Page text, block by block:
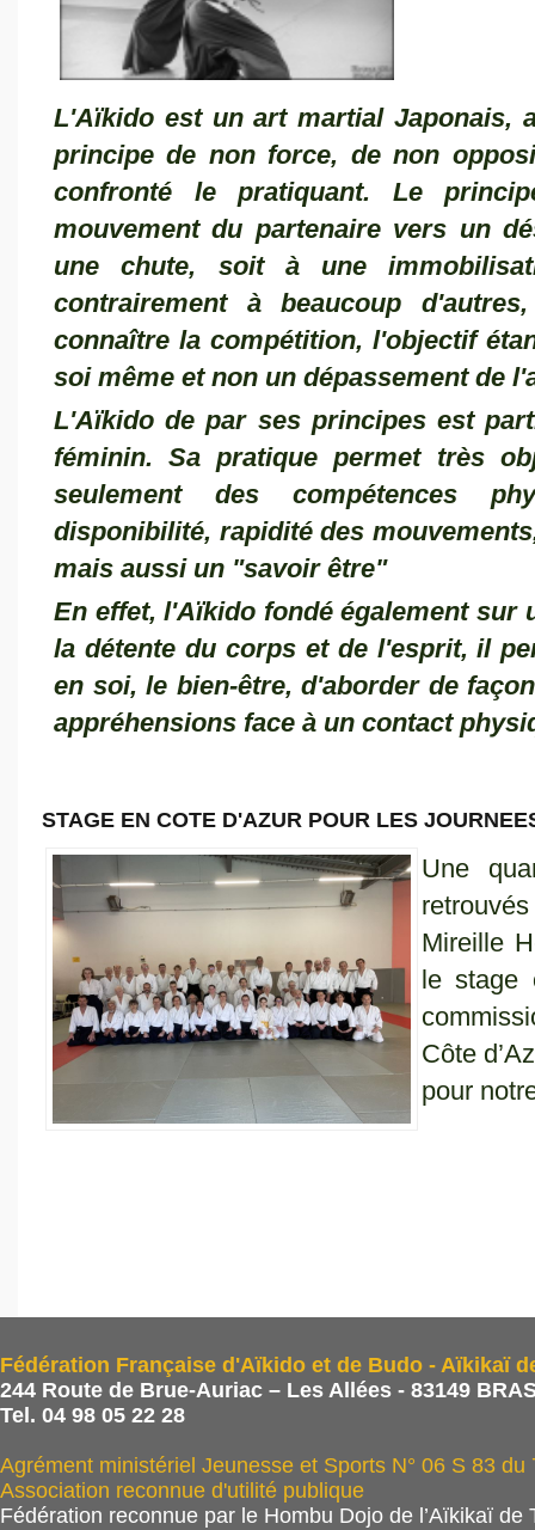
L'Aïkido est un art martial Japonais,
principe de non force, de non
confronté le pratiquant. Le
mouvement du partenaire vers un
une chute, soit à une
contrairement à beaucoup
connaître la compétition, l'objectif
soi même et non un dépassement de
L'Aïkido de par ses principes est
féminin. Sa pratique permet très
seulement des compétences
disponibilité, rapidité des
mais aussi un "savoir être"
En effet, l'Aïkido fondé également sur
la détente du corps et de l'esprit, il
en soi, le bien-être, d'aborder de
appréhensions face à un contact
STAGE EN COTE D'AZUR POUR LES
Une
Mireille
le
Côte
pour
Fédération Française d'Aïkido et de Budo - Aïkikaï
244 Route de Brue-Auriac – Les Allées - 83149
Tel. 04 98 05 22 28
Agrément ministériel Jeunesse et Sports N° 06 S 83
Association reconnue d'utilité publique
Fédération reconnue par le Hombu Dojo de l’Aïkikaï de